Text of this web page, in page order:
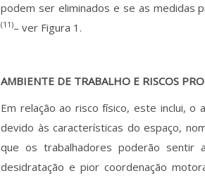
podem ser eliminados e se as medidas
(11)– ver Figura 1.
AMBIENTE DE TRABALHO E RISCOS
Em relação ao risco físico, este inclui,
devido às características do espaço,
que os trabalhadores poderão sentir
desidratação e pior coordenação